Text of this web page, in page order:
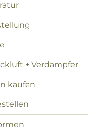
+ Verdampfer
kaufen